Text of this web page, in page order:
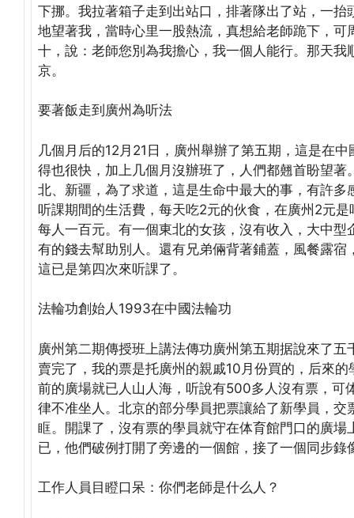
下挪。我拉著箱子走到出站口，排著隊出了站，一
地望著我，當時心里一股熱流，真想給老師跪下，
十，說：老師您別為我擔心，我一個人能行。那天
京。
要著飯走到廣州為听法
几個月后的12月21日，廣州舉辦了第五期，這是在
得也很快，加上几個月沒辦班了，人們都翹首盼望
北、新疆，為了求道，這是生命中最大的事，有許
听課期間的生活費，每天吃2元的伙食，在廣州2元
每人一百元。有一個東北的女孩，沒有收入，大中
有的錢去幫助別人。還有兄弟倆背著鋪蓋，風餐露
這已是第四次來听課了。
法輪功創始人1993在中國法輪功
廣州第二期傳授班上講法傳功廣州第五期据說來了
賣完了，我的票是托廣州的親戚10月份買的，后來
前的廣場就已人山人海，听說有500多人沒有票，可
律不准坐人。北京的部分學員把票讓給了新學員，
眶。開課了，沒有票的學員就守在体育館門口的廣
已，他們破例打開了旁邊的一個館，接了一個同步
工作人員目瞪口呆：你們老師是什么人？